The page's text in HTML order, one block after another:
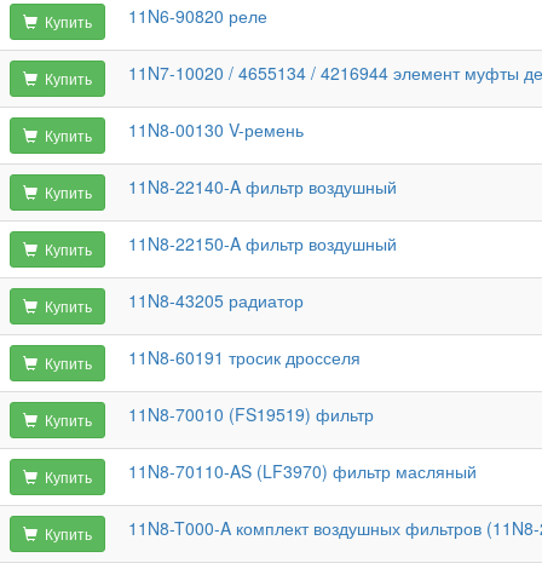
Купить 11N6-90820 реле
Купить 11N7-10020 / 4655134 / 4216944 элемент муфты
Купить 11N8-00130 V-ремень
Купить 11N8-22140-A фильтр воздушный
Купить 11N8-22150-A фильтр воздушный
Купить 11N8-43205 радиатор
Купить 11N8-60191 тросик дросселя
Купить 11N8-70010 (FS19519) фильтр
Купить 11N8-70110-AS (LF3970) фильтр масляный
Купить 11N8-T000-A комплект воздушных фильтров